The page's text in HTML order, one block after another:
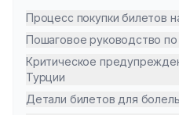
Процесс покупки билетов
Пошаговое руководство по
Критическое
Турции
Детали билетов для